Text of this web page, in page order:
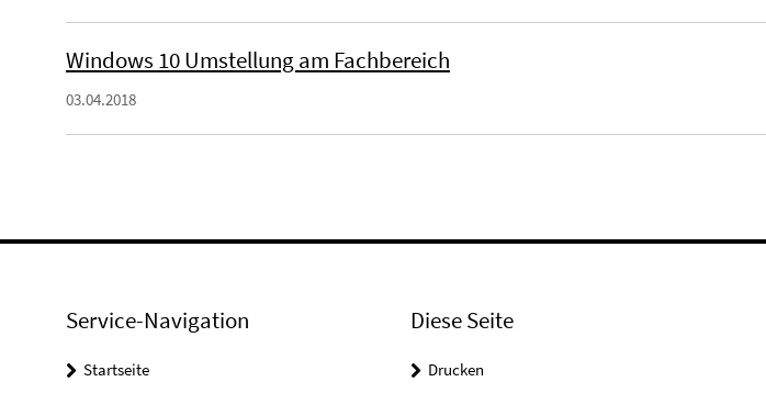
Windows 10 Umstellung am Fachbereich
03.04.2018
Service-Navigation
Startseite
Diese Seite
Drucken